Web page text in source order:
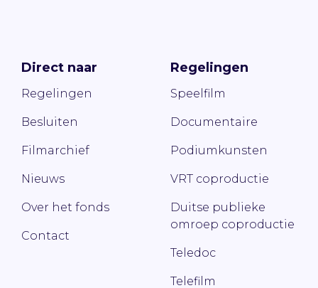
Direct naar
Regelingen
Besluiten
Filmarchief
Nieuws
Over het fonds
Contact
Regelingen
Speelfilm
Documentaire
Podiumkunsten
VRT coproductie
Duitse publieke
omroep coproductie
Teledoc
Telefilm